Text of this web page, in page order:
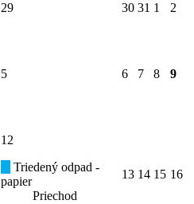
29 30 31 1 2
5 6 7 8 9
12
Triedený odpad -
papier
Priechod
13 14 15 16